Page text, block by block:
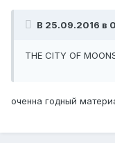
В 25.09.2016 в
THE CITY OF
оченна годный